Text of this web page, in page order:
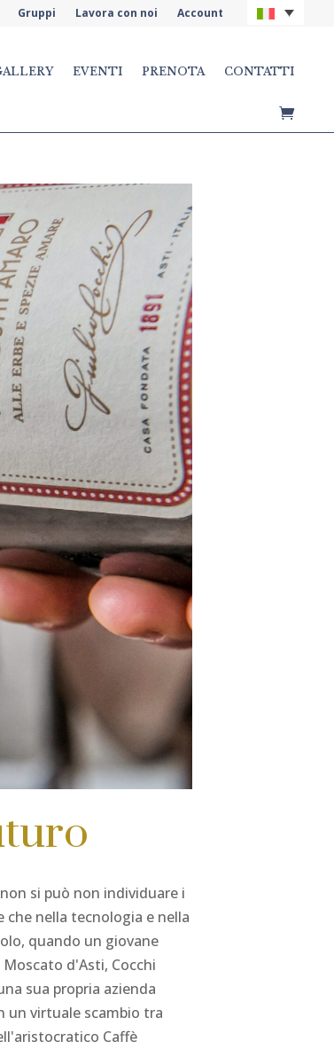
Gruppi Lavora con noi Account
EVENTI PRENOTA CONTATTI
si può non individuare i
che nella tecnologia e nella
quando un giovane
d'Asti, Cocchi
sua propria azienda
un virtuale scambio tra
Caffè